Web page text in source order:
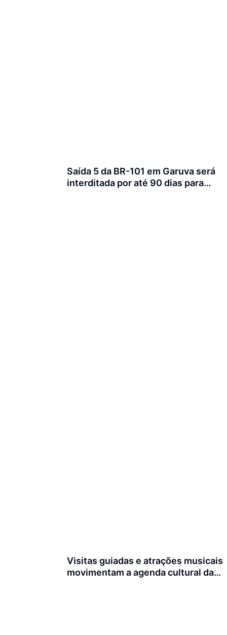
Saída 5 da BR-101 em Garuva será
interditada por até 90 dias para
Visitas guiadas e atrações musicais
movimentam a agenda cultural da